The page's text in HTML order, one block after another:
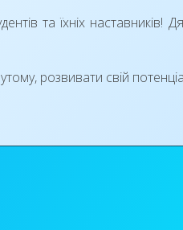
та їхніх наставників!
розвивати свій